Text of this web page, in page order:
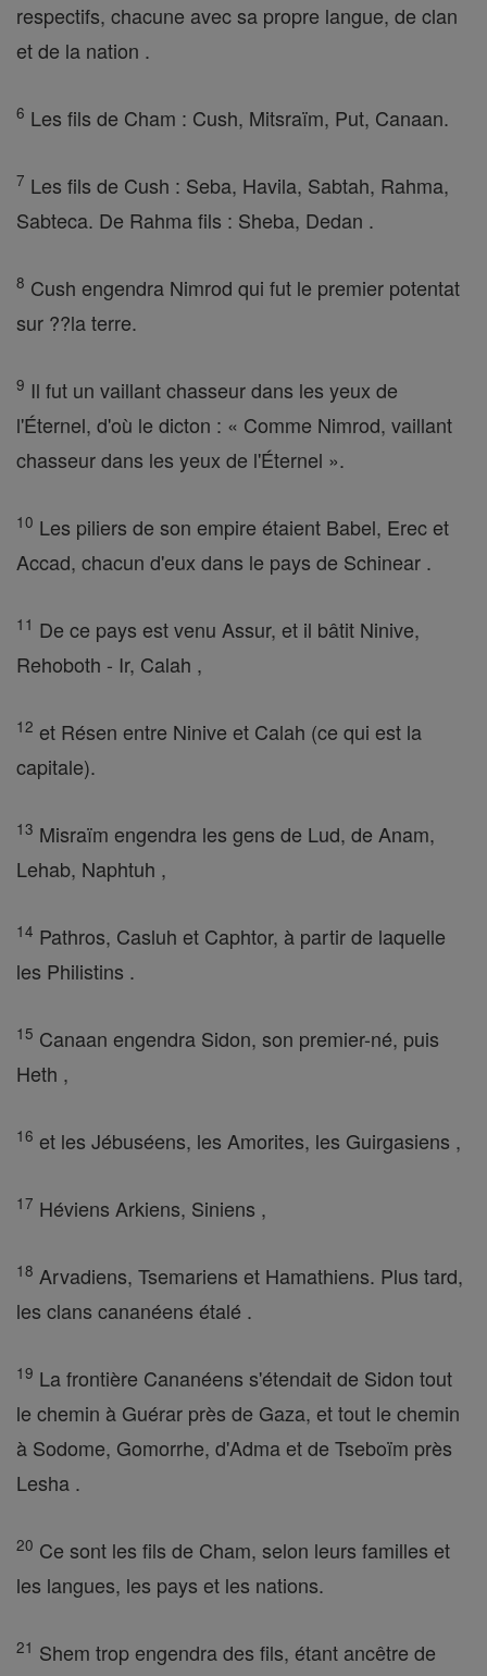
respectifs, chacune avec sa propre langue, de clan
et de la nation .
6 Les fils de Cham : Cush, Mitsraïm, Put, Canaan.
7 Les fils de Cush : Seba, Havila, Sabtah, Rahma,
Sabteca. De Rahma fils : Sheba, Dedan .
8 Cush engendra Nimrod qui fut le premier potentat
sur ??la terre.
9 Il fut un vaillant chasseur dans les yeux de
l'Éternel, d'où le dicton : « Comme Nimrod, vaillant
chasseur dans les yeux de l'Éternel ».
10 Les piliers de son empire étaient Babel, Erec et
Accad, chacun d'eux dans le pays de Schinear .
11 De ce pays est venu Assur, et il bâtit Ninive,
Rehoboth - Ir, Calah ,
12 et Résen entre Ninive et Calah (ce qui est la
capitale).
13 Misraïm engendra les gens de Lud, de Anam,
Lehab, Naphtuh ,
14 Pathros, Casluh et Caphtor, à partir de laquelle
les Philistins .
15 Canaan engendra Sidon, son premier-né, puis
Heth ,
16 et les Jébuséens, les Amorites, les Guirgasiens ,
17 Héviens Arkiens, Siniens ,
18 Arvadiens, Tsemariens et Hamathiens. Plus tard,
les clans cananéens étalé .
19 La frontière Cananéens s'étendait de Sidon tout
le chemin à Guérar près de Gaza, et tout le chemin
à Sodome, Gomorrhe, d'Adma et de Tseboïm près
Lesha .
20 Ce sont les fils de Cham, selon leurs familles et
les langues, les pays et les nations.
21 Shem trop engendra des fils, étant ancêtre de